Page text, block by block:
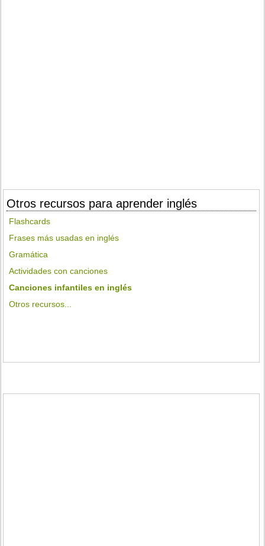
Otros recursos para aprender inglés
Flashcards
Frases más usadas en inglés
Gramática
Actividades con canciones
Canciones infantiles en inglés
Otros recursos...